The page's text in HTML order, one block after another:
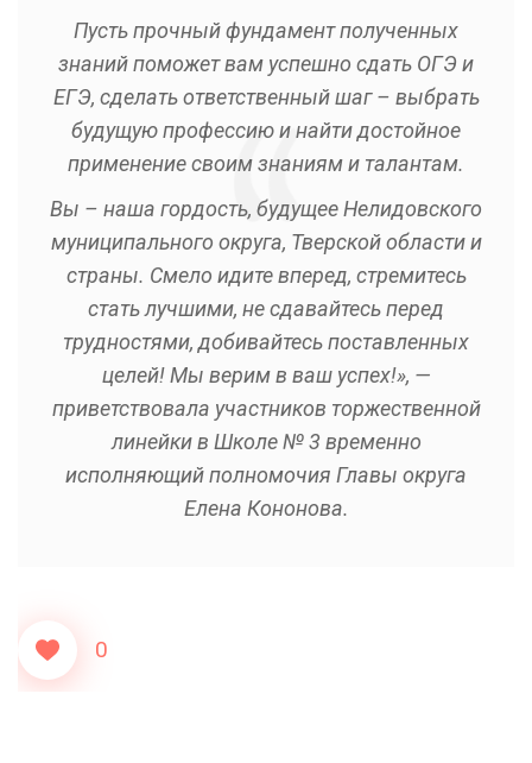
Пусть прочный фундамент полученных
знаний поможет вам успешно сдать ОГЭ и
ЕГЭ, сделать ответственный шаг – выбрать
будущую профессию и найти достойное
применение своим знаниям и талантам.
Вы – наша гордость, будущее Нелидовского
муниципального округа, Тверской области и
страны. Смело идите вперед, стремитесь
стать лучшими, не сдавайтесь перед
трудностями, добивайтесь поставленных
целей! Мы верим в ваш успех!», —
приветствовала участников торжественной
линейки в Школе № 3 временно
исполняющий полномочия Главы округа
Елена Кононова.
0